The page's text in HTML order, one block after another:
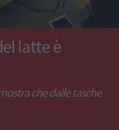
latte è
che dalle tasche